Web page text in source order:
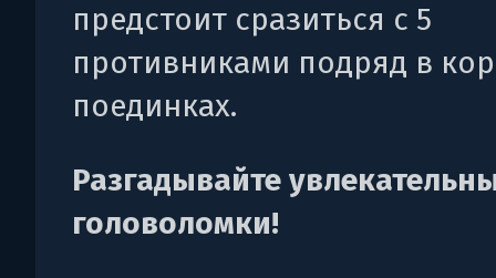
предстоит сразиться с 5
противниками подряд в
поединках.
Разгадывайте
головоломки!